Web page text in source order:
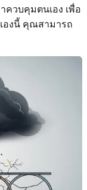
วบคุมตนเอง เพื่อ
องนี้ คุณสามารถ